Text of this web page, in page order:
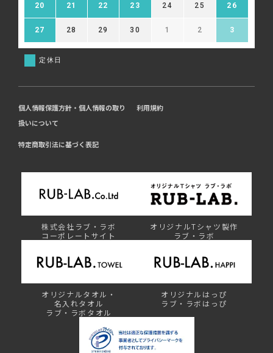
20 21 22 23 24 25 26
27 28 29 30 1 2 3
定休日
個人情報保護方針・個人情報の取り
扱いについて
利用規約
特定商取引法に基づく表記
株式会社ラブ・ラボ
コーポレートサイト
オリジナルTシャツ製作
ラブ・ラボ
オリジナルタオル・
名入れタオル
ラブ・ラボタオル
オリジナルはっぴ
ラブ・ラボはっぴ